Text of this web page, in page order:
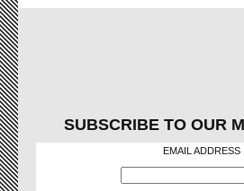
SUBSCRIBE TO OUR
EMAIL ADDRESS